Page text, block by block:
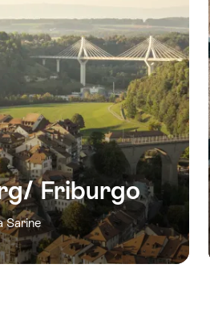
Friburgo
Sarine